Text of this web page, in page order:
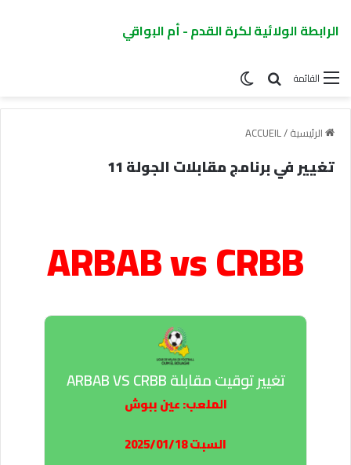
الرابطة الولائية لكرة القدم - أم البواقي
القائمة
الرئيسية/
ACCUEIL
تغيير في برنامج مقابلات الجولة 11
ARBAB vs CRBB
تغيير توقيت مقابلة ARBAB VS CRBB
الملعب: عين ببوش
السبت 2025/01/18
تغيير توقيت مقابلة ARBAB VS CRBB
الملعب: عين ببوش
السبت 2025/01/18